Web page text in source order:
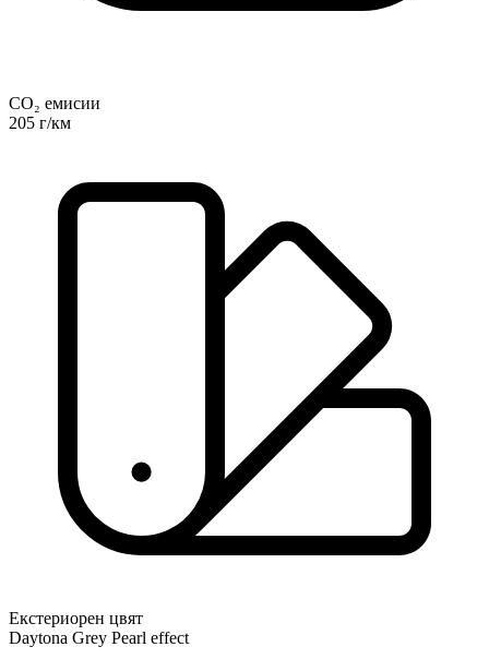
CO₂ емисии
205 г/км
Екстериорен цвят
Daytona Grey Pearl effect